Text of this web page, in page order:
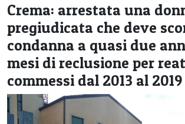
LA STORIA
SPETTACOLI
L'EDITORIALE
SEZIONI
CERCA
Crema: arrestata una
pregiudicata che deve
condanna a quasi due
mesi di reclusione per
commessi dal 2013 al 2019